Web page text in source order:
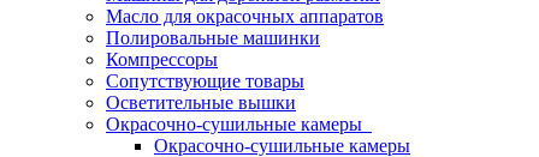
Масло для окрасочных аппаратов
Полировальные машинки
Компрессоры
Сопутствующие товары
Осветительные вышки
Окрасочно-сушильные камеры
Окрасочно-сушильные камеры